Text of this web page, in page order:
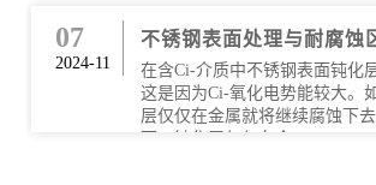
07
2024-11
不锈钢表面处理与耐腐蚀
在含Ci-介质中不锈钢表面钝化
这是因为Ci-氧化电势能较大。
层仅仅在金属就将继续腐蚀下
下，钝化层仅仅在金···